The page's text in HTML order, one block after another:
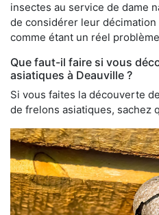
insectes au service de dame
de considérer leur
comme étant un réel
Que faut-il faire si vous
asiatiques à Deauville ?
Si vous faites la découverte
de frelons asiatiques, sachez